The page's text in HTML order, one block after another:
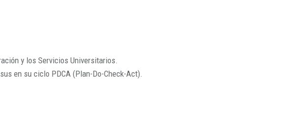
y los Servicios Universitarios.
en su ciclo PDCA (Plan-Do-Check-Act).